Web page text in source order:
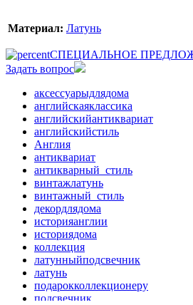
Материал: Латунь
СПЕЦИАЛЬНОЕ
Задать вопрос
аксессуарыдлядома
английскаяклассика
английскийантиквариат
английскийстиль
Англия
антиквариат
антикварный_стиль
винтажлатунь
винтажный_стиль
декордлядома
историяанглии
историядома
коллекция
латунныйподсвечник
латунь
подарокколлекционеру
подсвечник